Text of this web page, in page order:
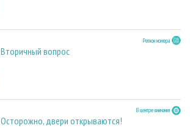
Регион номера
Вторичный вопрос
В центре внимания
Осторожно, двери открываются!